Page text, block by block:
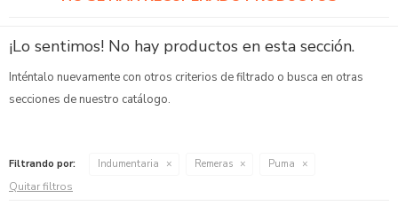
¡Lo sentimos! No hay productos en esta sección.
Inténtalo nuevamente con otros criterios de filtrado o busca en otras
secciones de nuestro catálogo.
Filtrando por: Indumentaria Remeras Puma
Quitar filtros